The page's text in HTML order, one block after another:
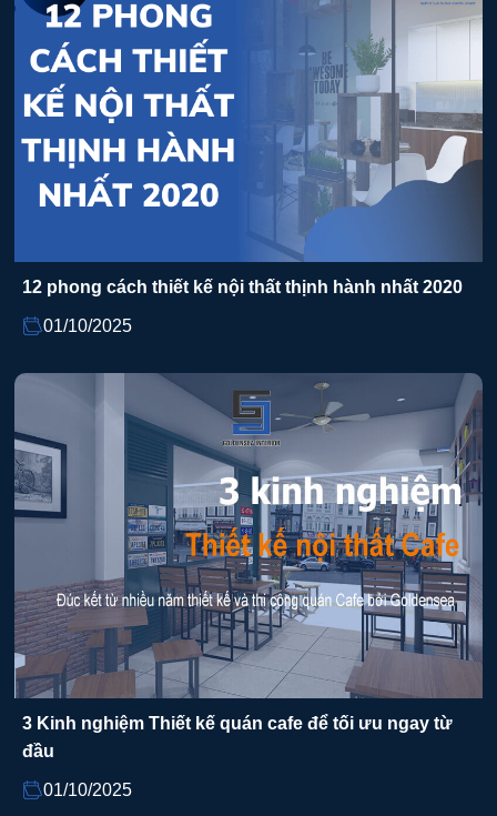
12 phong cách thiết kế nội thất thịnh hành nhất 2020
01/10/2025
3 Kinh nghiệm Thiết kế quán cafe để tối ưu ngay từ
đầu
01/10/2025